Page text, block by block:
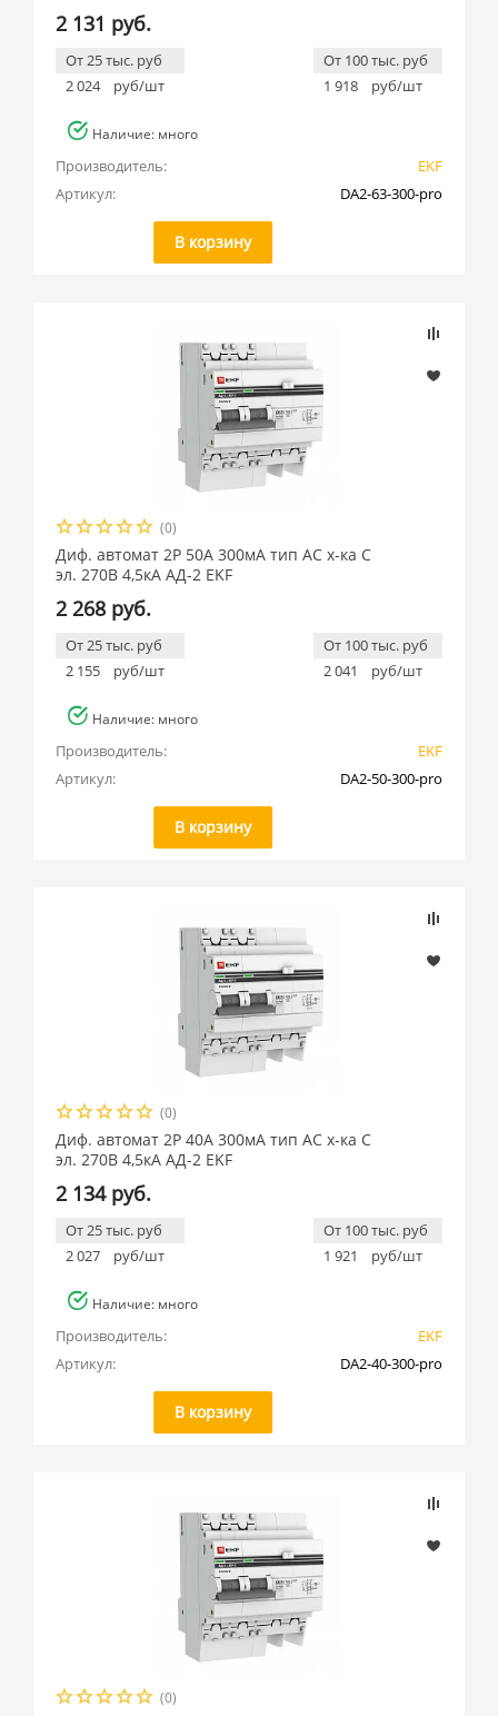
2 131 руб.
От 25 тыс. руб
2 024
руб/шт
От 100 тыс. руб
1 918
руб/шт
Наличие: много
Производитель:
EKF
Артикул:
DA2-63-300-pro
В корзину
(0)
Диф. автомат 2Р 50А 300мА тип АС х-ка C
эл. 270В 4,5кА АД-2 EKF
2 268 руб.
От 25 тыс. руб
2 155
руб/шт
От 100 тыс. руб
2 041
руб/шт
Наличие: много
Производитель:
EKF
Артикул:
DA2-50-300-pro
В корзину
(0)
Диф. автомат 2Р 40А 300мА тип АС х-ка C
эл. 270В 4,5кА АД-2 EKF
2 134 руб.
От 25 тыс. руб
2 027
руб/шт
От 100 тыс. руб
1 921
руб/шт
Наличие: много
Производитель:
EKF
Артикул:
DA2-40-300-pro
В корзину
(0)